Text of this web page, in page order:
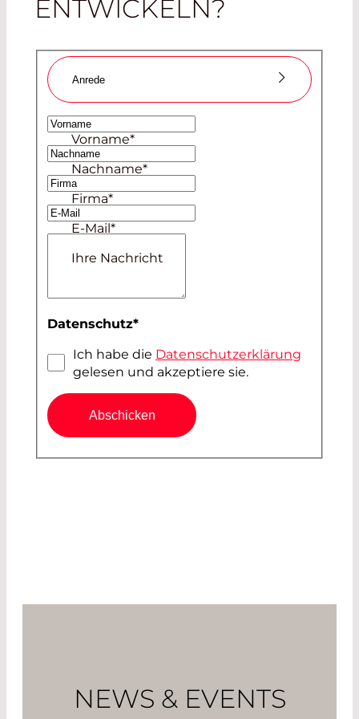
ENTWICKELN?
Anrede
Frau
Herr
Vorname*
Nachname*
Firma*
E-Mail*
Ihre Nachricht
Datenschutz*
Ich habe die Datenschutzerklärung
gelesen und akzeptiere sie.
Abschicken
NEWS & EVENTS